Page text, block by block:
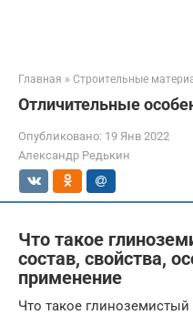
Главная » Строительные
Отличительные
Опубликовано: 19 Янв 2022
Александр Редькин
Что такое
состав, свойства,
применение
Что такое